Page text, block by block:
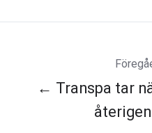
← Transpa tar